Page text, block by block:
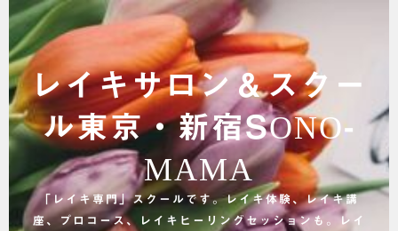
コ
ン
テ
ン
ツ
へ
ス
ッ
レイキサロン＆スクー
ル東京・新宿SONO-
MAMA
「レイキ専門」スクールです。レイキ体験、レイキ講
座、プロコース、レイキヒーリングセッションも。レイ